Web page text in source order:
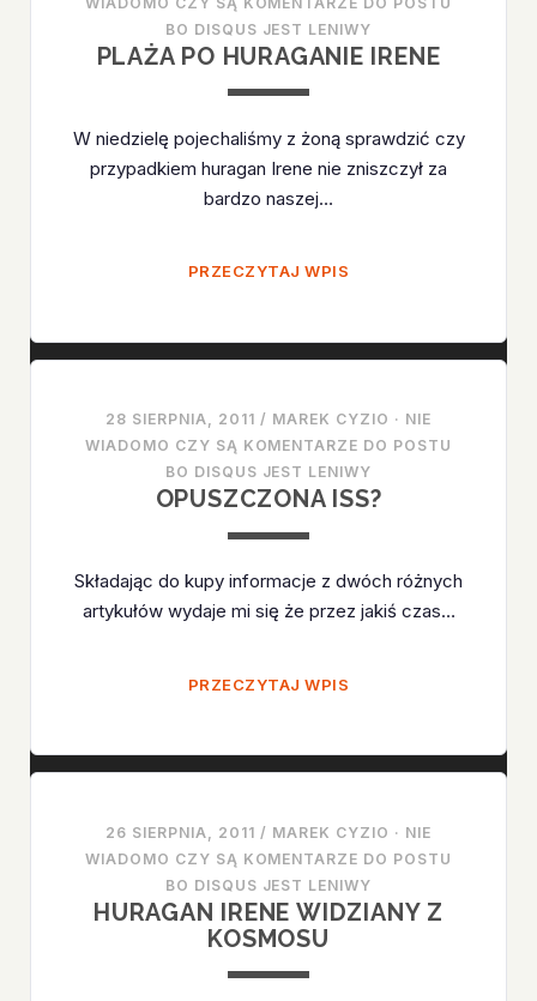
BO DISQUS JEST LENIWY
PLAŻA PO HURAGANIE IRENE
W niedzielę pojechaliśmy z żoną sprawdzić czy
przypadkiem huragan Irene nie zniszczył za
bardzo naszej…
PRZECZYTAJ WPIS
IRENE
28 SIERPNIA, 2011 / MAREK CYZIO · NIE
WIADOMO CZY SĄ KOMENTARZE DO POSTU
BO DISQUS JEST LENIWY
OPUSZCZONA ISS?
Składając do kupy informacje z dwóch różnych
artykułów wydaje mi się że przez jakiś czas…
PRZECZYTAJ WPIS
26 SIERPNIA, 2011 / MAREK CYZIO · NIE
WIADOMO CZY SĄ KOMENTARZE DO POSTU
BO DISQUS JEST LENIWY
HURAGAN IRENE WIDZIANY Z
KOSMOSU